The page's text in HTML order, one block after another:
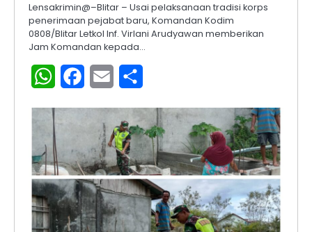
Lensakrimin@–Blitar – Usai pelaksanaan tradisi korps
penerimaan pejabat baru, Komandan Kodim
0808/Blitar Letkol Inf. Virlani Arudyawan memberikan
Jam Komandan kepada…
WhatsAppFacebook
Email